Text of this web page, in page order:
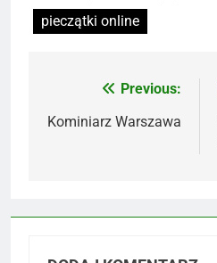
pieczątki online
Nawigacja
wpisu
Previous:
Kominiarz Warszawa